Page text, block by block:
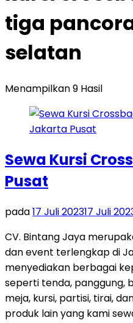
tiga
selatan
Menampilkan 9 Hasil
Sewa Kursi
Pusat
pada17 Juli 202317 Juli
CV. Bintang Jaya
dan event terlengkap di
menyediakan berbagai
seperti tenda, panggung,
meja, kursi, partisi, tirai,
produk lain yang kami